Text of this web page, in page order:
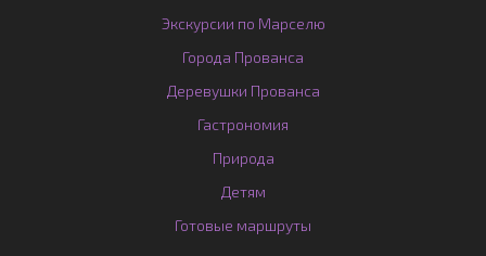
Экскурсии по Марселю
Города Прованса
Деревушки Прованса
Гастрономия
Природа
Детям
Готовые маршруты